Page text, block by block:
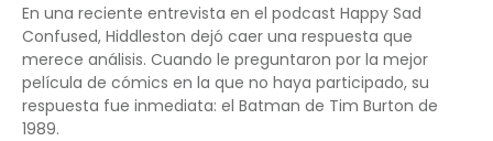
En una reciente entrevista en el podcast Happy Sad
Confused, Hiddleston dejó caer una respuesta que
merece análisis. Cuando le preguntaron por la mejor
película de cómics en la que no haya participado, su
respuesta fue inmediata: el Batman de Tim Burton de
1989.